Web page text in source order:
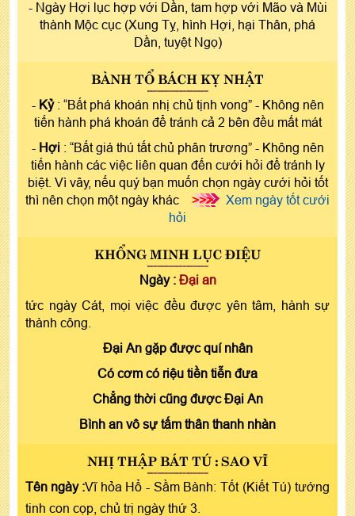
- Ngày Hợi lục hợp với Dần, tam hợp với Mão và Mùi
thành Mộc cục (Xung Tỵ, hình Hợi, hại Thân, phá
Dần, tuyệt Ngọ)
BÀNH TỔ BÁCH KỴ NHẬT
- Kỷ: “Bất phá khoán nhị chủ tịnh vong” - Không nên
tiến hành phá khoán để tránh cả 2 bên đều mất mát
- Hợi: “Bất giá thú tất chủ phân trương” - Không nên
tiến hành các việc liên quan đến cưới hỏi để tránh ly
biệt. Vì vây, nếu quý bạn muốn chọn ngày cưới hỏi tốt
thì nên chọn một ngày khác
>>>
Xem ngày tốt cưới
hỏi
KHỔNG MINH LỤC ĐIỆU
Ngày : Đại an
tức ngày Cát, mọi việc đều được yên tâm, hành sự
thành công.
Đại An gặp được quí nhân
Có cơm có riệu tiền tiễn đưa
Chẳng thời cũng được Đại An
Bình an vô sự tấm thân thanh nhàn
NHỊ THẬP BÁT TÚ : SAO VĨ
Tên ngày :Vĩ hỏa Hổ - Sầm Bành: Tốt (Kiết Tú) tướng
tinh con cọp, chủ trị ngày thứ 3.